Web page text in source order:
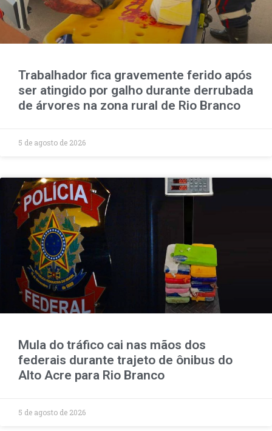
Trabalhador fica gravemente ferido após
ser atingido por galho durante derrubada
de árvores na zona rural de Rio Branco
5 de agosto de 2026
Mula do tráfico cai nas mãos dos
federais durante trajeto de ônibus do
Alto Acre para Rio Branco
5 de agosto de 2026